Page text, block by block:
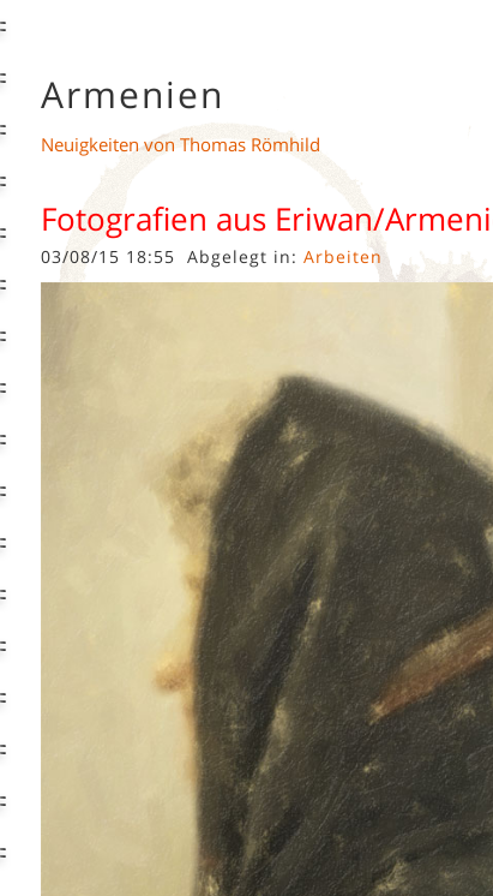
Armenien
Neuigkeiten von Thomas Römhild
Fotografien aus Eriwan/
03/08/15 18:55 Abgelegt in: Arbeiten